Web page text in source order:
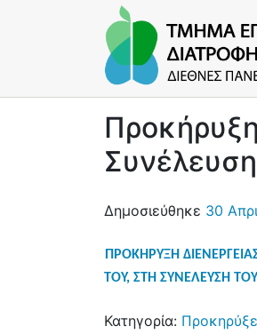
Δημοσιεύθηκε 30
ΠΡΟΚΗΡΥΞΗ
ΤΟΥ, ΣΤΗ ΣΥΝΕΛΕΥΣΗ
Κατηγορία: